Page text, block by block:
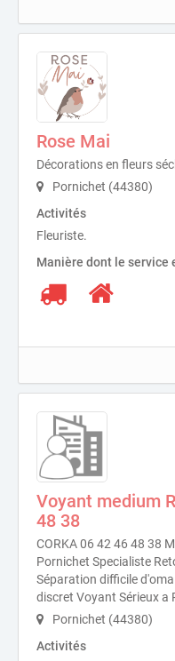
Rose Mai
Décorations en fleurs
Pornichet (44380)
Activités
Fleuriste.
Manière dont le service
Voyant medium
48 38
CORKA 06 42 46 48 38
Pornichet Specialiste
Séparation difficile
discret Voyant Sérieux a
Pornichet (44380)
Activités